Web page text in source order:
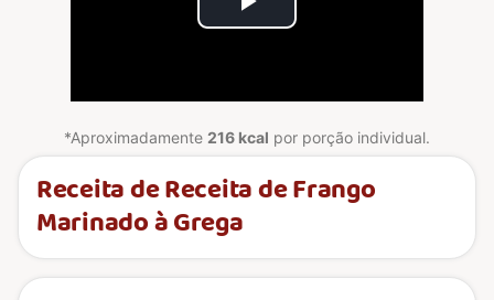
Play
*Aproximadamente 216 kcal por porção individual.
Receita de Receita de Frango
Marinado à Grega